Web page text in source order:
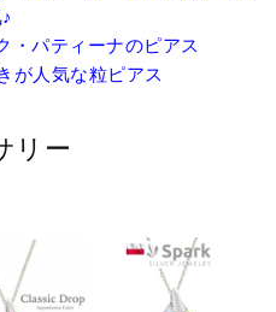
・パティーナのピアス
が人気な粒ピアス
リー